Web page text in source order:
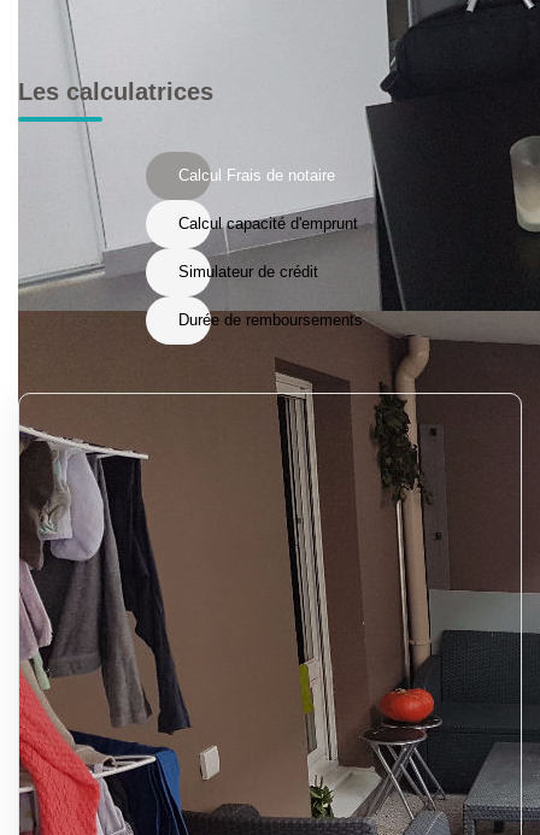
Les calculatrices
Calcul Frais de notaire
Calcul capacité d'emprunt
Simulateur de crédit
Durée de remboursements